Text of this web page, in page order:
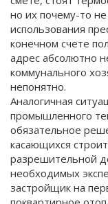
но их почему-то
использования
конечном счете
адрес абсолютно
коммунального
непонятно.
Аналогичная
промышленного
обязательное
касающихся
разрешительной
необходимых
застройщик на